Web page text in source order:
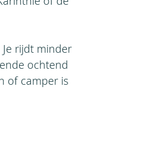
rijdt minder
ochtend
of camper is